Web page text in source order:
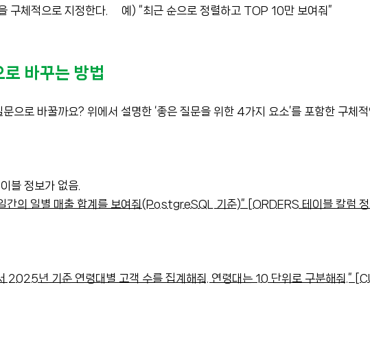
구체적으로 지정한다. 예) “최근 순으로 정렬하고 TOP 10만 보여줘”
로 바꾸는 방법
으로 바꿀까요? 위에서 설명한 ‘좋은 질문을 위한 4가지 요소’를 포함한 구체
블 정보가 없음.
간의 일별 매출 합계를 보여줘(PostgreSQL 기준)” [ORDERS 테이블 칼럼
2025년 기준 연령대별 고객 수를 집계해줘. 연령대는 10 단위로 구분해줘.”